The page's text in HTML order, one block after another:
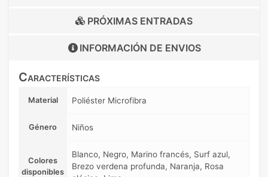
PRÓXIMAS ENTRADAS
INFORMACIÓN DE ENVIOS
Características
Material Poliéster Microfibra
Género Niños
Colores
disponibles
Blanco, Negro, Marino francés, Surf azul,
Brezo verdena profunda, Naranja, Rosa